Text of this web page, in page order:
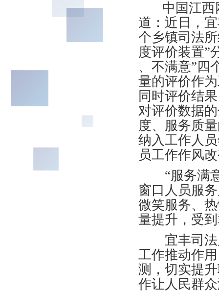
中国江西
道：近日，
个乡镇司法
度评价装置”
、不满意”四
量的评价作
同时评价结
对评价数据
度、服务质
纳入工作人
员工作作风
“服务满意
窗口人员服
微笑服务、
量提升，受
宜丰司法
工作推动作
测，切实提
作让人民群